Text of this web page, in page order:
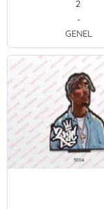
2
-
GENEL